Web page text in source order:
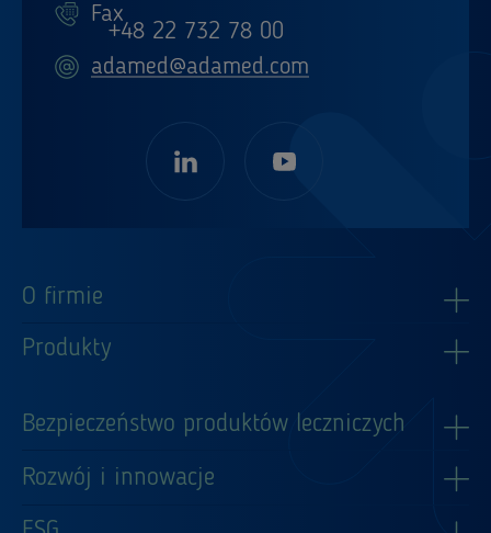
O firmie
Produkty
Bezpieczeństwo produktów leczniczych
Rozwój i innowacje
Fax
+48 22 732 78 00
adamed@adamed.com